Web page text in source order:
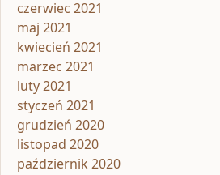
czerwiec 2021
maj 2021
kwiecień 2021
marzec 2021
luty 2021
styczeń 2021
grudzień 2020
listopad 2020
październik 2020